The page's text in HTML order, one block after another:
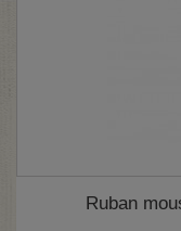
Ruban